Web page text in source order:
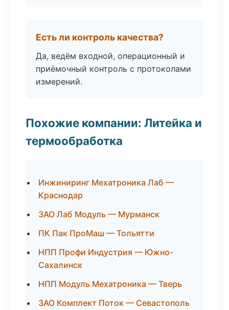
Есть ли контроль качества?
Да, ведём входной, операционный и
приёмочный контроль с протоколами
измерений.
Похожие компании: Литейка и
термообработка
Инжиниринг Мехатроника Лаб —
Краснодар
ЗАО Лаб Модуль — Мурманск
ПК Пак ПроМаш — Тольятти
НПП Профи Индустрия — Южно-
Сахалинск
НПП Модуль Мехатроника — Тверь
ЗАО Комплект Поток — Севастополь